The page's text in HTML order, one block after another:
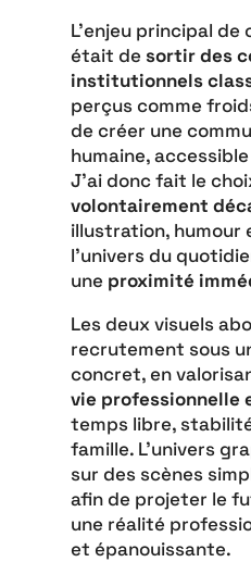
L’enjeu principal
était de sortir des
institutionnels
perçus comme
de créer une
humaine,
J’ai donc fait le
volontairement
illustration, humour
l’univers du
une proximité
Les deux visuels
recrutement sous
concret, en
vie professionnelle
temps libre,
famille. L’univers
sur des scènes
afin de projeter le
une réalité
et épanouissante.